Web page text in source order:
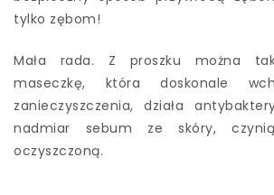
tylko zębom!
Mała rada. Z proszku można
maseczkę, która doskonale
zanieczyszczenia, działa
nadmiar sebum ze skóry,
oczyszczoną.